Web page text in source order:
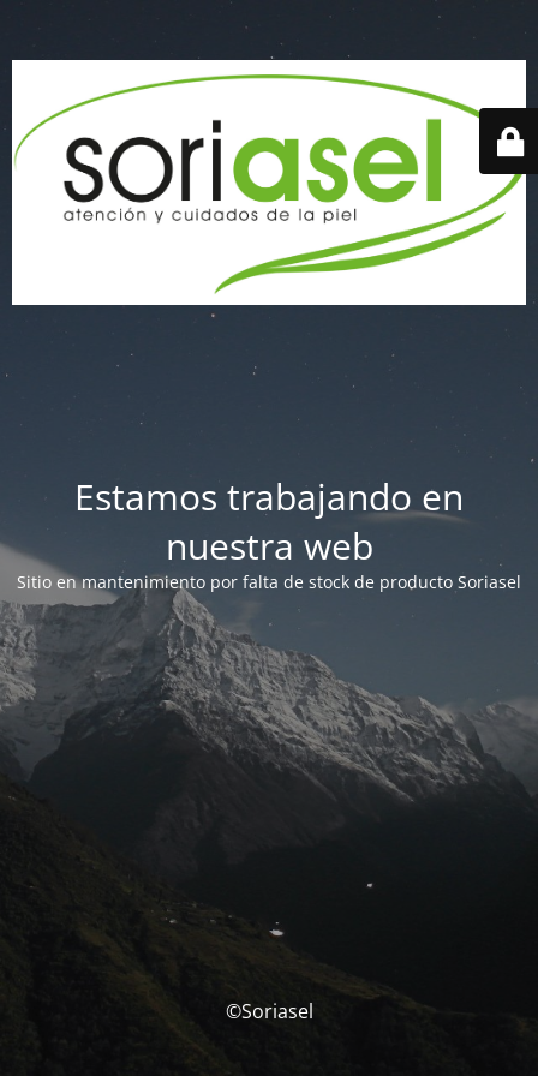
Estamos trabajando en
nuestra web
Sitio en mantenimiento por falta de stock de producto Soriasel
©Soriasel